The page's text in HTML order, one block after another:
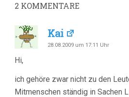
2 KOMMENTARE
Kai
28.08.2009 um 17:11 Uhr
Hi,
ich gehöre zwar nicht zu den
Mitmenschen ständig in Sachen